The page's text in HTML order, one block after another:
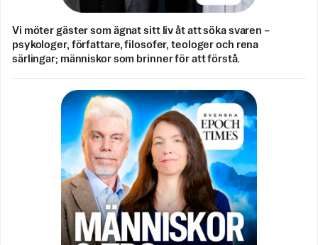
Vi möter gäster som ägnat sitt liv åt att söka svaren –
psykologer, författare, filosofer, teologer och rena
särlingar; människor som brinner för att förstå.